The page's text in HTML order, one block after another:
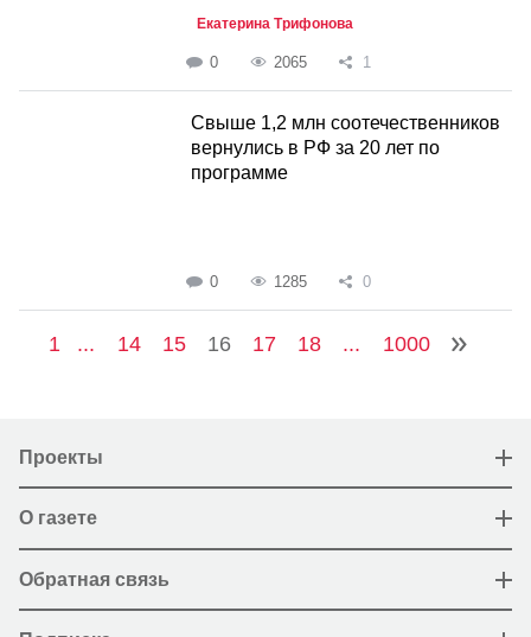
Екатерина Трифонова
0 2065 1
Свыше 1,2 млн соотечественников
вернулись в РФ за 20 лет по
программе
0 1285 0
1 ... 14 15 16 17 18 ... 1000
Проекты
О газете
Обратная связь